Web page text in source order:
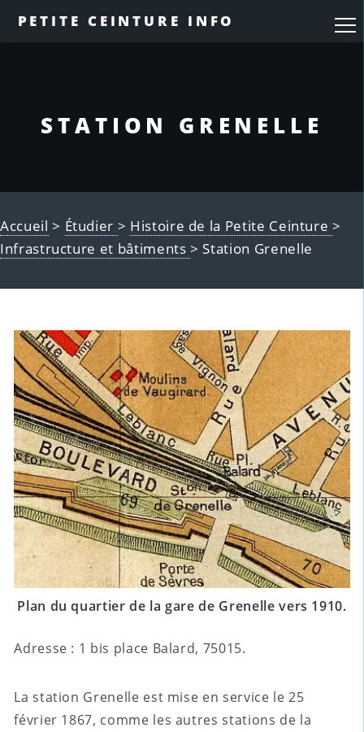
PETITE CEINTURE INFO
STATION GRENELLE
Accueil > Étudier > Histoire de la Petite Ceinture>
Infrastructure et bâtiments> Station Grenelle
Plan du quartier de la gare de Grenelle vers 1910.
Adresse : 1 bis place Balard, 75015.
La station Grenelle est mise en service le 25
février 1867, comme les autres stations de la